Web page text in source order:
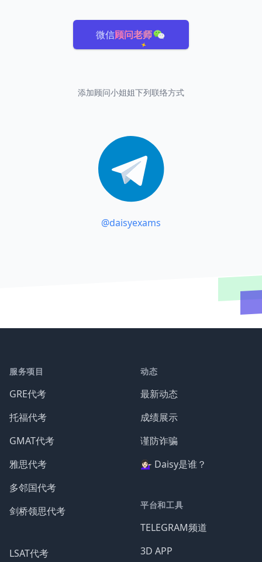
微信顾问老师
添加顾问小姐姐下列联络方式
@daisyexams
服务项目
GRE代考
托福代考
GMAT代考
雅思代考
多邻国代考
剑桥领思代考
LSAT代考
动态
最新动态
成绩展示
谨防诈骗
💁🏻‍♀️ Daisy是谁？
平台和工具
TELEGRAM频道
3D APP